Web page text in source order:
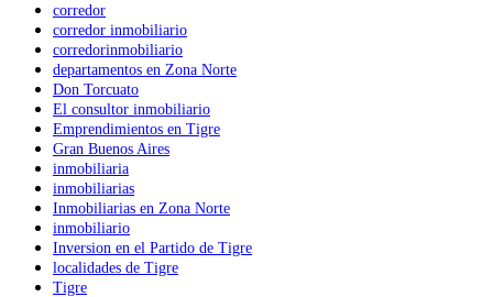
corredor
corredor inmobiliario
corredorinmobiliario
departamentos en Zona Norte
Don Torcuato
El consultor inmobiliario
Emprendimientos en Tigre
Gran Buenos Aires
inmobiliaria
inmobiliarias
Inmobiliarias en Zona Norte
inmobiliario
Inversion en el Partido de Tigre
localidades de Tigre
Tigre